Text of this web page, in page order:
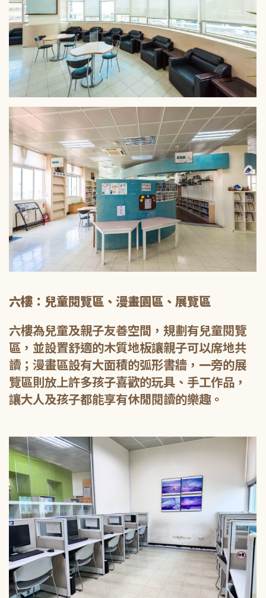
六樓：兒童閱覽區、漫畫園區、展覽區
六樓為兒童及親子友善空間，規劃有兒童閱覽
區，並設置舒適的木質地板讓親子可以席地共
讀；漫畫區設有大面積的弧形書牆，一旁的展
覽區則放上許多孩子喜歡的玩具、手工作品，
讓大人及孩子都能享有休閒閱讀的樂趣。